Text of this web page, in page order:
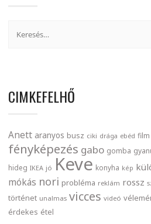
CIMKEFELHŐ
Anett aranyos busz ciki drága ebéd film
fényképezés gabo gomba
hideg IKEA jó Keve konyha kép
mókás nori probléma reklám rossz
történet unalmas vicces videó
érdekes étel